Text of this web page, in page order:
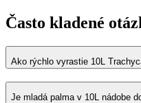
Často kladené
Ako rýchlo vyrastie 10L
Je mladá palma v 10L nádobe